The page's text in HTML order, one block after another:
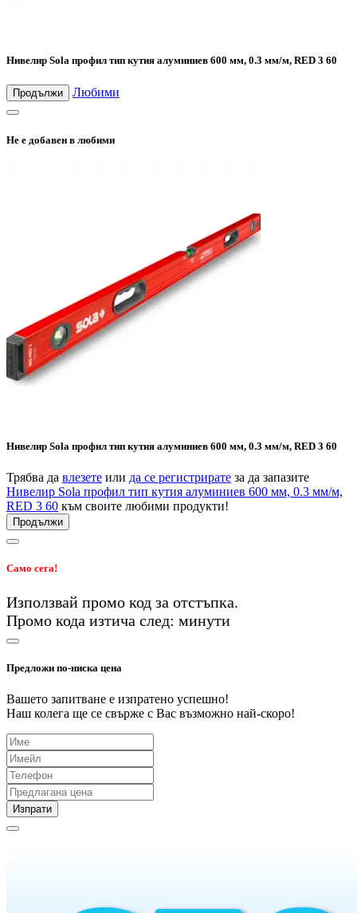
Нивелир Sola профил тип кутия алуминиев 600 мм, 0.3 мм/м, RED 3 60
Продължи Любими
Не е добавен в любими
Нивелир Sola профил тип кутия алуминиев 600 мм, 0.3 мм/м, RED 3 60
Трябва да влезете или да се регистрирате за да запазите
Нивелир Sola профил тип кутия алуминиев 600 мм, 0.3 мм/м,
RED 3 60 към своите любими продукти!
Продължи
Само сега!
Използвай промо код за отстъпка.
Промо кода изтича след: минути
Предложи по-ниска цена
Вашето запитване е изпратено успешно!
Наш колега ще се свърже с Вас възможно най-скоро!
Изпрати